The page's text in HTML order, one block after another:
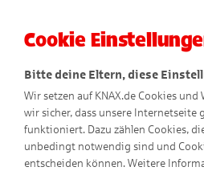
Cookie
Bitte deine Eltern, diese
Wir setzen auf KNAX.de Cookies und
wir sicher, dass unsere Internetseite
funktioniert. Dazu zählen Cookies,
unbedingt notwendig sind und
entscheiden können. Weitere